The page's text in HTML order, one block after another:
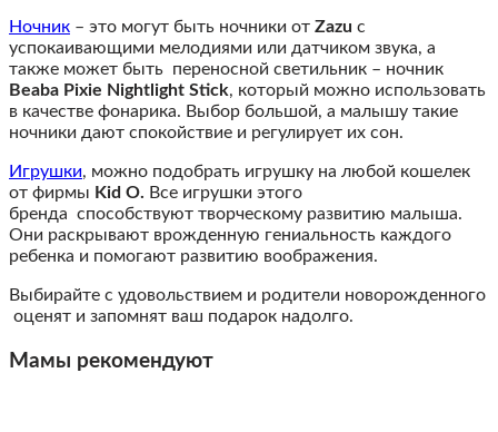
Ночник – это могут быть ночники от Zazu с
успокаивающими мелодиями или датчиком звука, а
также может быть переносной светильник – ночник
Beaba Pixie Nightlight Stick, который можно использовать
в качестве фонарика. Выбор большой, а малышу такие
ночники дают спокойствие и регулирует их сон.
Игрушки, можно подобрать игрушку на любой кошелек
от фирмы Kid O. Все игрушки этого
бренда способствуют творческому развитию малыша.
Они раскрывают врожденную гениальность каждого
ребенка и помогают развитию воображения.
Выбирайте с удовольствием и родители новорожденного
оценят и запомнят ваш подарок надолго.
Мамы рекомендуют